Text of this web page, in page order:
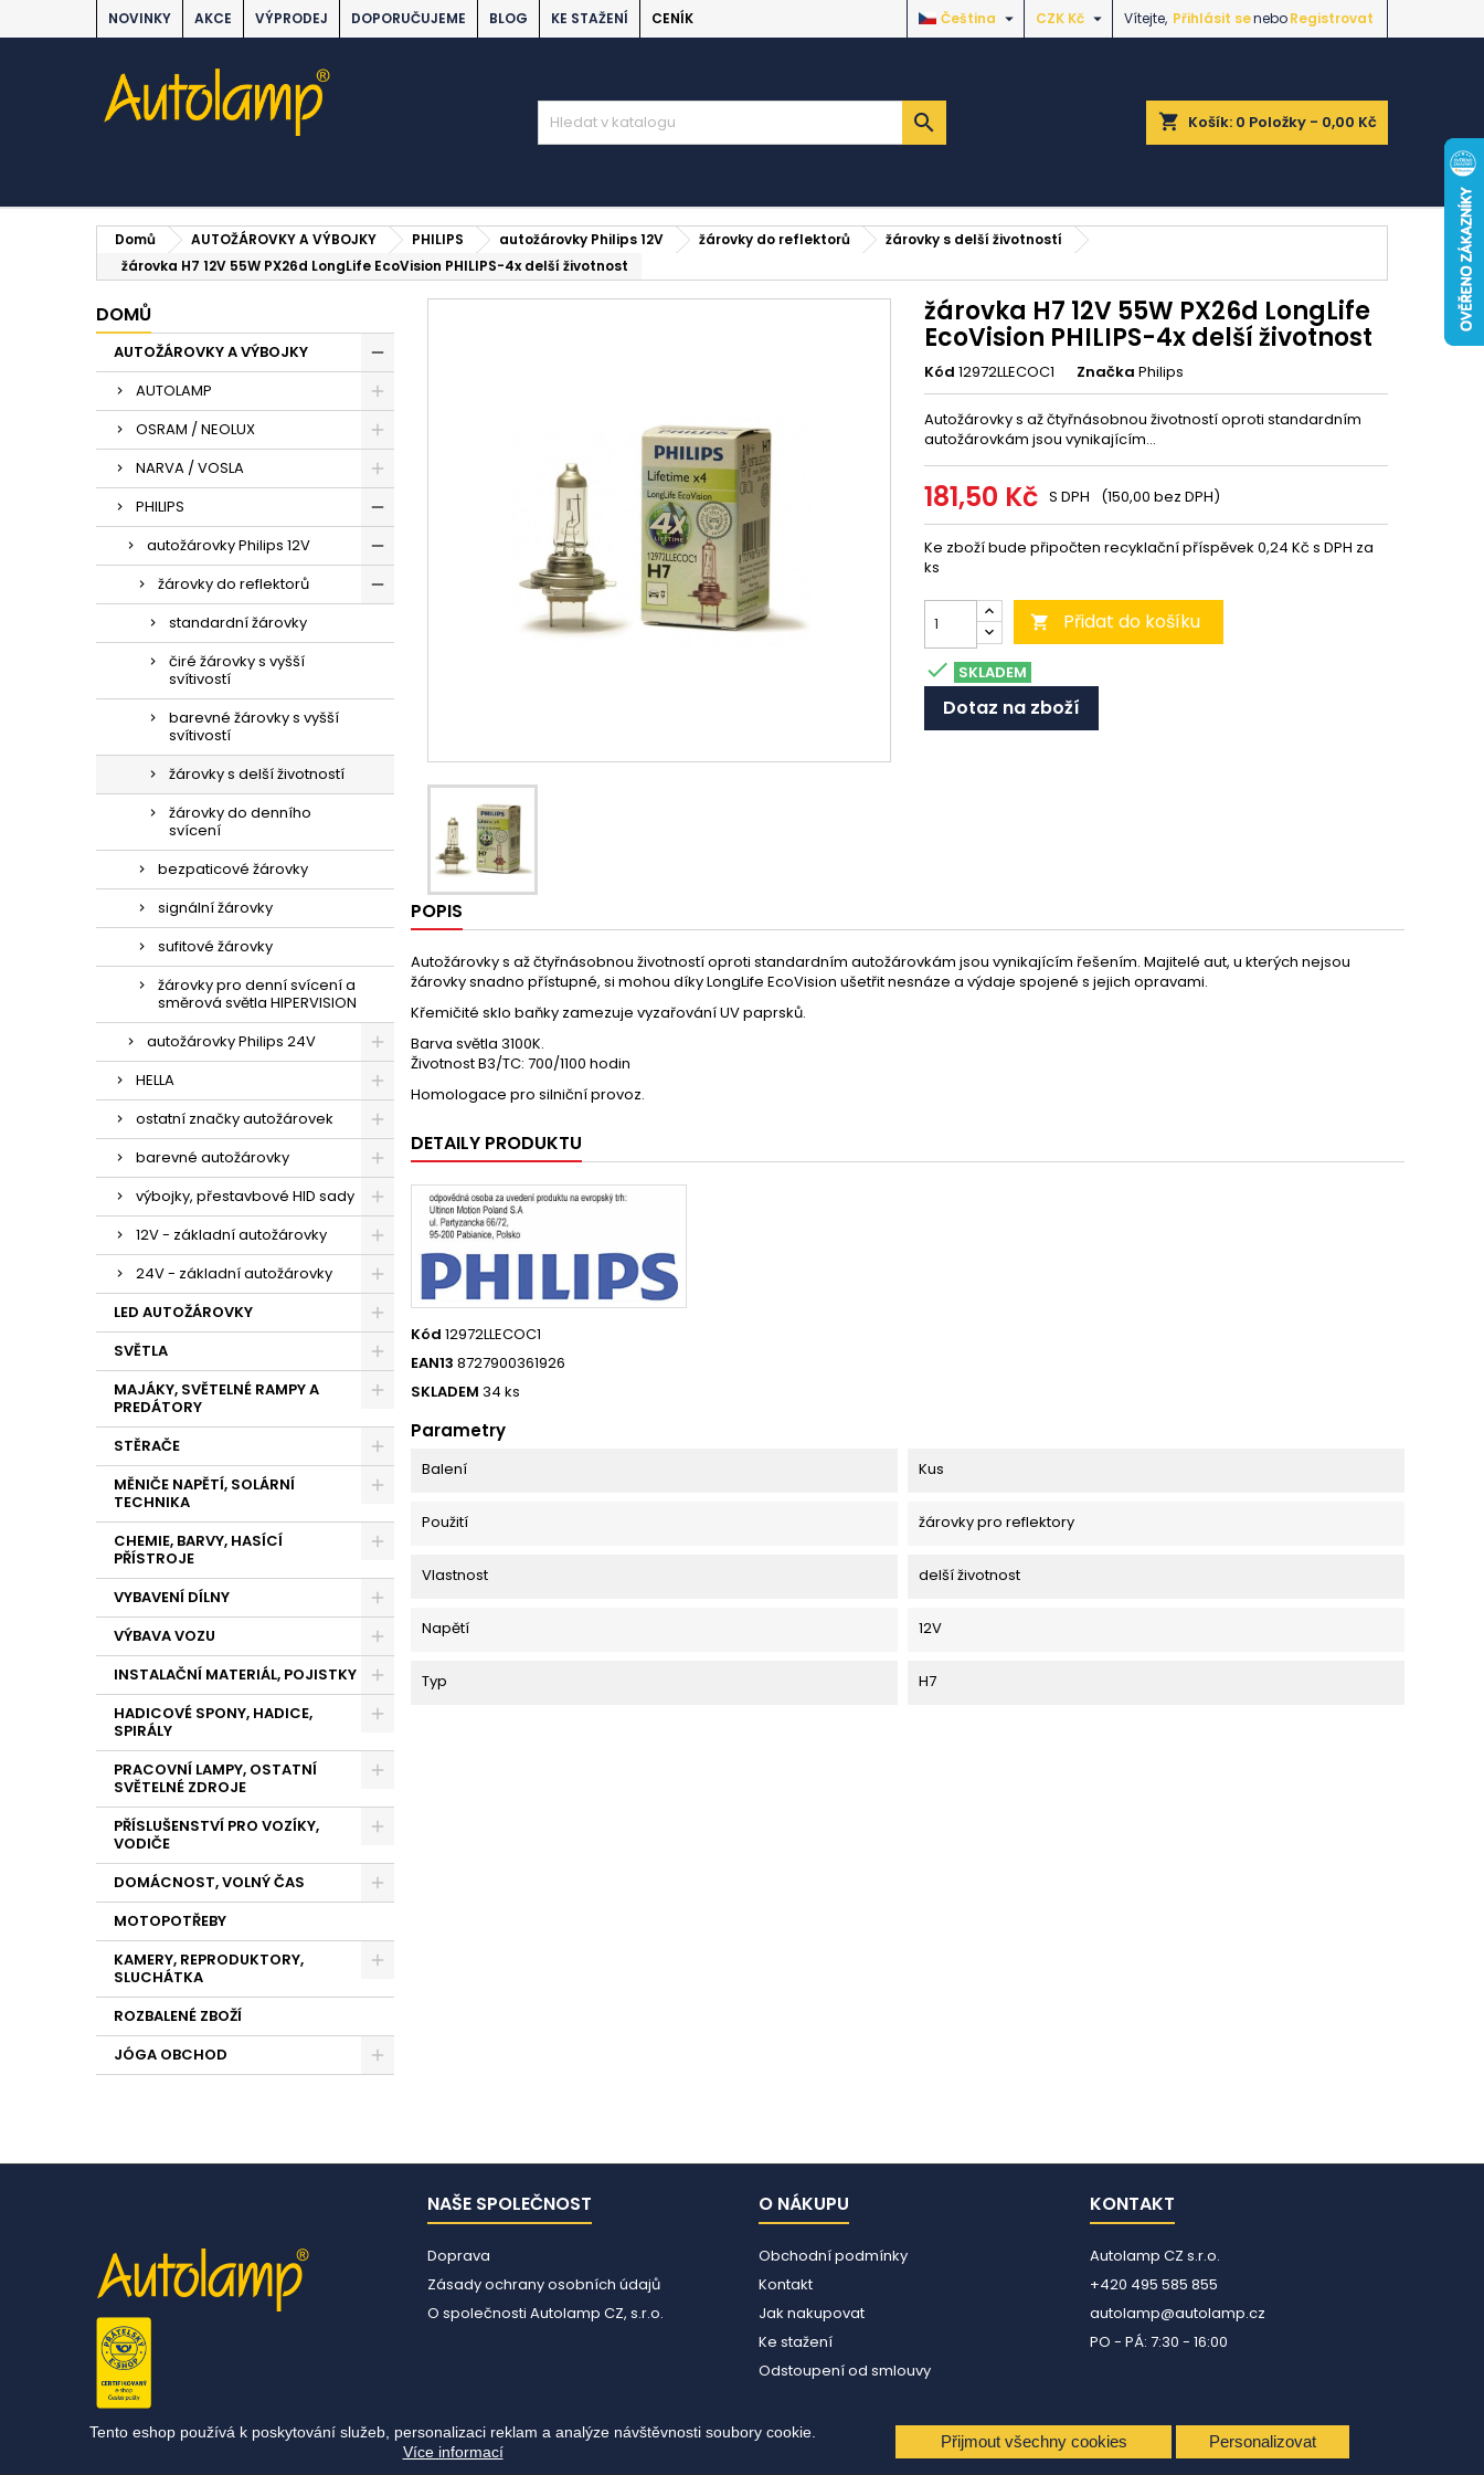
Tento eshop používá k poskytování služeb, personalizaci reklam a analýze návštěvnosti soubory cookie.
Více informací
Přijmout všechny cookies Personalizovat
NOVINKY AKCE VÝPRODEJ DOPORUČUJEME BLOG KE STAŽENÍ CENÍK Vítejte, Přihlásit seneboRegistrovat
CZK Kč 
Čeština 
shopping_cart Košík: 0 Položky - 0,00 Kč

Domů AUTOŽÁROVKY A VÝBOJKY PHILIPS autožárovky Philips 12V žárovky do reflektorů
žárovky s delší životností
žárovka H7 12V 55W PX26d LongLife EcoVision PHILIPS-4x delší životnost
DOMŮ
AUTOŽÁROVKY A VÝBOJKY
AUTOLAMP
OSRAM / NEOLUX
NARVA / VOSLA
PHILIPS
autožárovky Philips 12V
žárovky do reflektorů
standardní žárovky
čiré žárovky s vyšší
svítivostí
barevné žárovky s vyšší
svítivostí
žárovky s delší životností
žárovky do denního
svícení
bezpaticové žárovky
signální žárovky
sufitové žárovky
žárovky pro denní svícení a
směrová světla HIPERVISION
autožárovky Philips 24V
HELLA
ostatní značky autožárovek
barevné autožárovky
výbojky, přestavbové HID sady
12V - základní autožárovky
24V - základní autožárovky
LED AUTOŽÁROVKY
SVĚTLA
MAJÁKY, SVĚTELNÉ RAMPY A
PREDÁTORY
STĚRAČE
MĚNIČE NAPĚTÍ, SOLÁRNÍ
TECHNIKA
CHEMIE, BARVY, HASÍCÍ
PŘÍSTROJE
VYBAVENÍ DÍLNY
VÝBAVA VOZU
INSTALAČNÍ MATERIÁL, POJISTKY
HADICOVÉ SPONY, HADICE,
SPIRÁLY
PRACOVNÍ LAMPY, OSTATNÍ
SVĚTELNÉ ZDROJE
PŘÍSLUŠENSTVÍ PRO VOZÍKY,
VODIČE
DOMÁCNOST, VOLNÝ ČAS
MOTOPOTŘEBY
KAMERY, REPRODUKTORY,
SLUCHÁTKA
ROZBALENÉ ZBOŽÍ
JÓGA OBCHOD
žárovka H7 12V 55W PX26d LongLife
EcoVision PHILIPS-4x delší životnost
Kód 12972LLECOC1 Značka Philips
Autožárovky s až čtyřnásobnou životností oproti standardním
autožárovkám jsou vynikajícím...
181,50 Kč S DPH (150,00 bez DPH)
Ke zboží bude připočten recyklační příspěvek 0,24 Kč s DPH za
ks
 Přidat do košíku
 SKLADEM
Dotaz na zboží
POPIS
Autožárovky s až čtyřnásobnou životností oproti standardním autožárovkám jsou vynikajícím řešením. Majitelé aut, u kterých nejsou
žárovky snadno přístupné, si mohou díky LongLife EcoVision ušetřit nesnáze a výdaje spojené s jejich opravami.
Křemičité sklo baňky zamezuje vyzařování UV paprsků.
Barva světla 3100K.
Životnost B3/TC: 700/1100 hodin
Homologace pro silniční provoz.
DETAILY PRODUKTU
Kód 12972LLECOC1
EAN13 8727900361926
SKLADEM 34 ks
Parametry
Balení Kus
Použití žárovky pro reflektory
Vlastnost delší životnost
Napětí 12V
Typ H7
NAŠE SPOLEČNOST
Doprava
Zásady ochrany osobních údajů
O společnosti Autolamp CZ, s.r.o.
O NÁKUPU
Obchodní podmínky
Kontakt
Jak nakupovat
Ke stažení
Odstoupení od smlouvy
KONTAKT
Autolamp CZ s.r.o.
+420 495 585 855
autolamp@autolamp.cz
PO - PÁ: 7:30 - 16:00